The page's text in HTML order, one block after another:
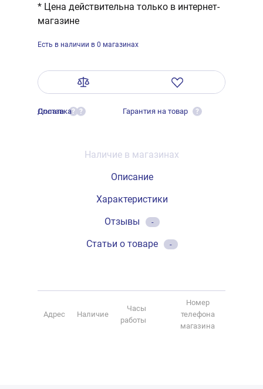
* Цена действительна только в интернет-
магазине
Есть в наличии в 0 магазинах
Оплата ?
Доставка ? Гарантия на товар ?
Наличие в магазинах
Описание
Характеристики
Отзывы
-
Статьи о товаре -
Адрес Наличие
Часы
работы
Номер
телефона
магазина